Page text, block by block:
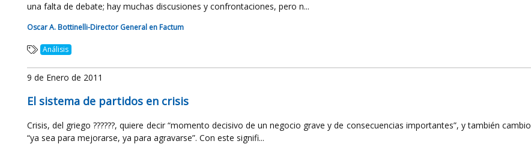
una falta de debate; hay muchas discusiones y confrontaciones, pero n...
Oscar A. Bottinelli-Director General en Factum
Análisis
9 de Enero de 2011
El sistema de partidos en crisis
Crisis, del griego ??????, quiere decir “momento decisivo de un negocio grave y de consecuencias importantes”, y también cambio
“ya sea para mejorarse, ya para agravarse”. Con este signifi...